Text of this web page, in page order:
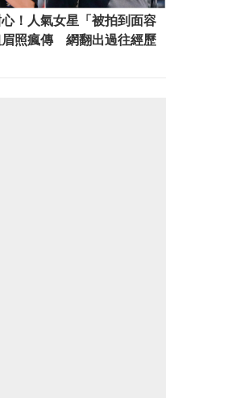
！人氣女星「被拍到面容
眉照瘋傳 網翻出過往經歷